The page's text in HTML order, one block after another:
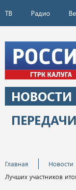
ТВ Радио
НОВОСТИ
ПЕРЕДАЧИ
Главная Новости
Лучших участников